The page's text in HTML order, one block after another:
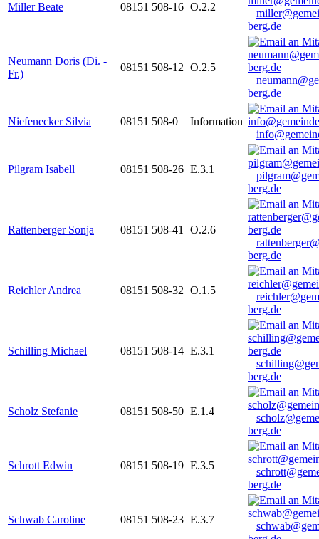
Miller Beate 08151 508-16 O.2.2
berg.de
Neumann Doris (Di. -
Fr.)
08151 508-12 O.2.5
berg.de
Niefenecker Silvia 08151 508-0
Information
Pilgram Isabell 08151 508-26 E.3.1
berg.de
Rattenberger Sonja 08151 508-41
O.2.6
berg.de
Reichler Andrea 08151 508-32 O.1.5
berg.de
Schilling Michael 08151 508-14 E.3.1
berg.de
Scholz Stefanie 08151 508-50 E.1.4
berg.de
Schrott Edwin 08151 508-19 E.3.5
berg.de
Schwab Caroline 08151 508-23 E.3.7